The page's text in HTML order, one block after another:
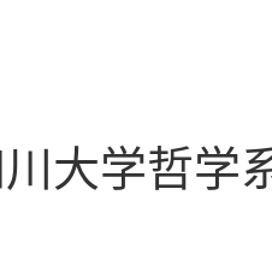
川大学哲